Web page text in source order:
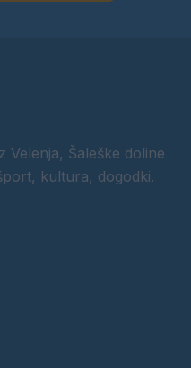
Velenja, Šaleške doline
kultura, dogodki.